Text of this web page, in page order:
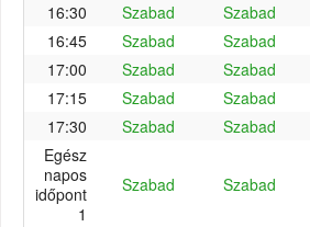
16:30 Szabad Szabad
16:45
Szabad Szabad
17:00
Szabad Szabad
17:15
Szabad Szabad
17:30
Szabad Szabad
Egész
napos
időpont
1
Szabad Szabad